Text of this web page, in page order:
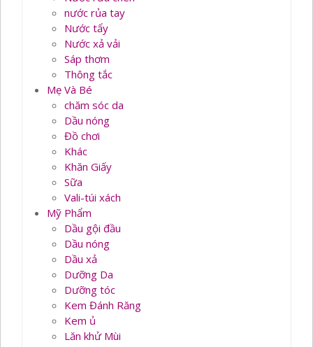
nước rủa tay
Nước tẩy
Nước xả vải
Sáp thơm
Thông tắc
Mẹ Và Bé
chăm sóc da
Dầu nóng
Đồ chơi
Khác
Khăn Giấy
Sữa
Vali-túi xách
Mỹ Phẩm
Dầu gội đầu
Dầu nóng
Dầu xả
Dưỡng Da
Dưỡng tóc
Kem Đánh Răng
Kem ủ
Lăn khử Mùi